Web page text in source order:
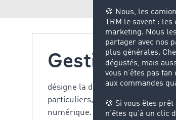
Gestion de
désigne la disposition, le
particuliers, bateaux, train). Pour
numérique. Ce type de logiciel